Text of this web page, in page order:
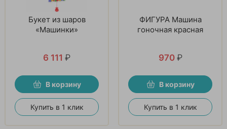
Букет из шаров
«Машинки»
6 111 ₽
В корзину
Купить в 1 клик
ФИГУРА Машина
гоночная красная
970 ₽
В корзину
Купить в 1 клик